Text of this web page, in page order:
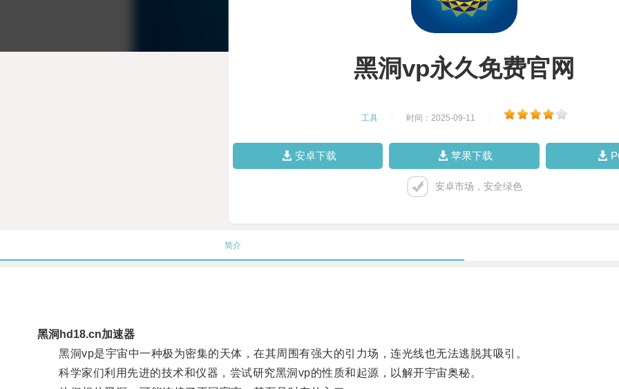
黑洞vp永久免费官网
工具 时间：2025-09-11
安卓下载 苹果下载
安卓市场，安全绿色
简介
黑洞hd18.cn加速器
黑洞vp是宇宙中一种极为密集的天体，在其周围有强大的引力场，连光线也无法逃脱其吸引。
科学家们利用先进的技术和仪器，尝试研究黑洞vp的性质和起源，以解开宇宙奥秘。